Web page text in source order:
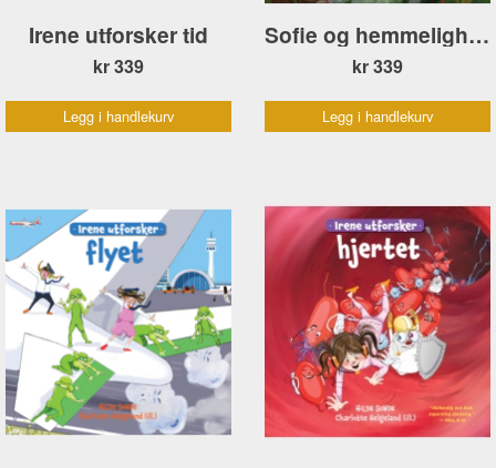
Irene utforsker tid
kr 339
Legg i handlekurv
Sofie og hemmeligheten om vettene
kr 339
Legg i handlekurv